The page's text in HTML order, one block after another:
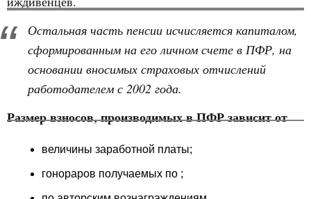
Остальная часть пенсии исчисляется капиталом,
сформированным на его личном счете в ПФР, на
основании вносимых страховых отчислений
работодателем с 2002 года.
Размер взносов, производимых в ПФР зависит от
величины заработной платы;
гонораров получаемых по ;